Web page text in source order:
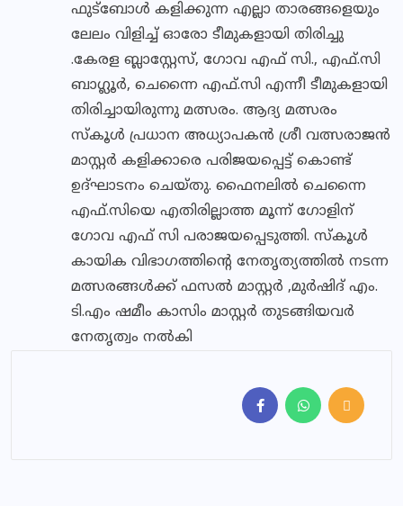
ഫുട്ബോൾ കളിക്കുന്ന എല്ലാ താരങ്ങളെയും
ലേലം വിളിച്ച് ഓരോ ടീമുകളായി തിരിച്ചു
.കേരള ബ്ലാസ്റ്റേസ്, ഗോവ എഫ് സി., എഫ്.സി
ബാഗ്ലൂർ, ചെന്നൈ എഫ്.സി എന്നീ ടീമുകളായി
തിരിച്ചായിരുന്നു മത്സരം. ആദ്യ മത്സരം
സ്കൂൾ പ്രധാന അധ്യാപകൻ ശ്രീ വത്സരാജൻ
മാസ്റ്റർ കളിക്കാരെ പരിജയപ്പെട്ട് കൊണ്ട്
ഉദ്ഘാടനം ചെയ്തു. ഫൈനലിൽ ചെന്നൈ
എഫ്.സിയെ എതിരില്ലാത്ത മൂന്ന് ഗോളിന്
ഗോവ എഫ് സി പരാജയപ്പെടുത്തി. സ്കൂൾ
കായിക വിഭാഗത്തിന്റെ നേതൃത്യത്തിൽ നടന്ന
മത്സരങ്ങൾക്ക് ഫസൽ മാസ്റ്റർ ,മുർഷിദ് എം.
ടി.എം ഷമീം കാസിം മാസ്റ്റർ തുടങ്ങിയവർ
നേതൃത്വം നൽകി